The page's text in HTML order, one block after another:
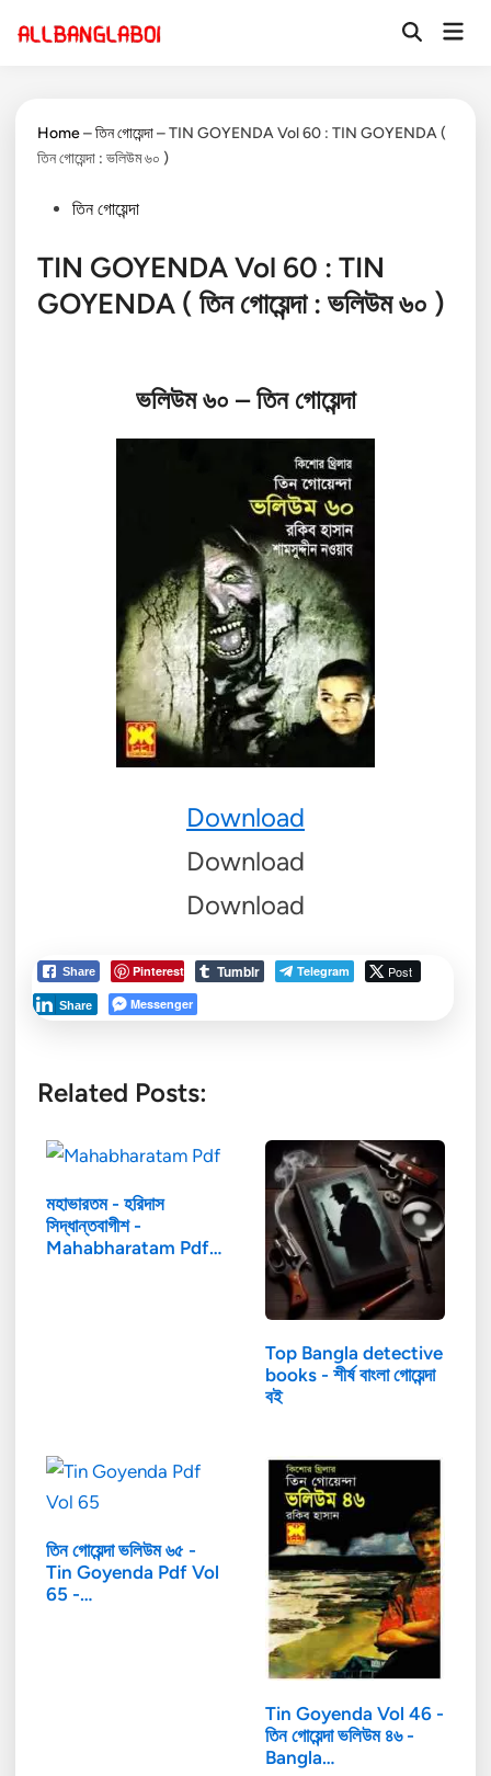
OpenMain
Home–তিন গোয়েন্দা–TIN GOYENDA Vol 60 : TIN GOYENDA (
তিন গোয়েন্দা : ভলিউম ৬০ )
Postedতিন গোয়েন্দা
TIN GOYENDA Vol 60 : TIN
GOYENDA ( তিন গোয়েন্দা : ভলিউম ৬০ )
ভলিউম৬০ –তিন গোয়েন্দা
Download
Download
Download
Share Pinterest Tumblr Telegram Post
Share Messenger
Related Posts:
মহাভারতম - হরিদাস
সিদ্ধান্তবাগীশ -
Mahabharatam Pdf…
Top Bangla detective
books - শীর্ষ বাংলা গোয়েন্দা
বই
তিন গোয়েন্দা ভলিউম ৬৫ -
Tin Goyenda Pdf Vol
65 -…
Tin Goyenda Vol 46 -
তিন গোয়েন্দা ভলিউম ৪৬ -
Bangla…